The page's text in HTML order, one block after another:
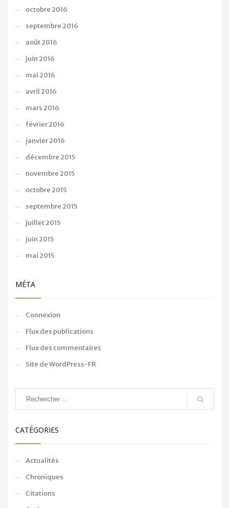
octobre 2016
septembre 2016
août 2016
juin 2016
mai 2016
avril 2016
mars 2016
février 2016
janvier 2016
décembre 2015
novembre 2015
octobre 2015
septembre 2015
juillet 2015
juin 2015
mai 2015
MÉTA
Connexion
Flux des publications
Flux des commentaires
Site de WordPress-FR
CATÉGORIES
Actualités
Chroniques
Citations